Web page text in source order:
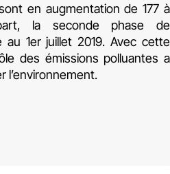
en augmentation de 177 à
la seconde phase de
au 1er juillet 2019. Avec cette
des émissions polluantes a
l’environnement.